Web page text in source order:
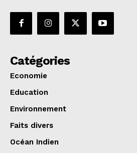
Catégories
Economie
Education
Environnement
Faits divers
Océan Indien